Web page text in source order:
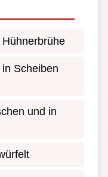
Scheiben
und in